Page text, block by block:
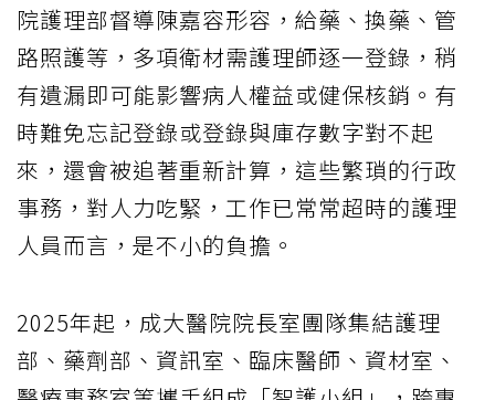
院護理部督導陳嘉容形容，給藥、換藥、管
路照護等，多項衛材需護理師逐一登錄，稍
有遺漏即可能影響病人權益或健保核銷。有
時難免忘記登錄或登錄與庫存數字對不起
來，還會被追著重新計算，這些繁瑣的行政
事務，對人力吃緊，工作已常常超時的護理
人員而言，是不小的負擔。
2025年起，成大醫院院長室團隊集結護理
部、藥劑部、資訊室、臨床醫師、資材室、